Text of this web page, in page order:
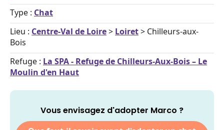
Type : Chat
Lieu : Centre-Val de Loire> Loiret> Chilleurs-aux-
Bois
Refuge : La SPA - Refuge de Chilleurs-Aux-Bois – Le
Moulin d'en Haut
Vous envisagez d'adopter Marco ?